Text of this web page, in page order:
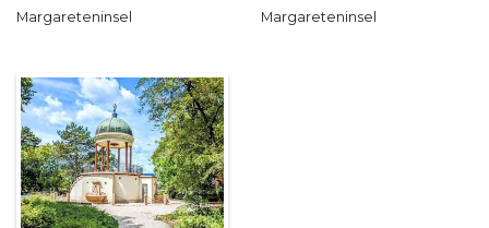
Margareteninsel
Margareteninsel